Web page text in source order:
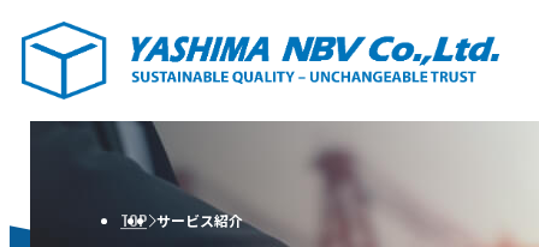
TOP サービス紹介